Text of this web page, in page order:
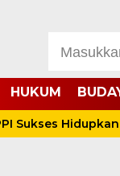
HUKUM
Hidupkan